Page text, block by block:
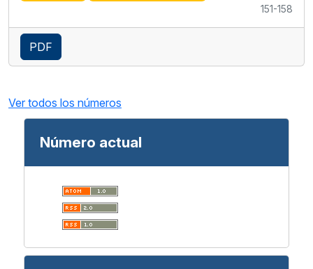
151-158
PDF
Ver todos los números
Número actual